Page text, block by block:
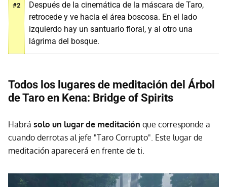
#2
Después de la cinemática de la máscara de Taro,
retrocede y ve hacia el área boscosa. En el lado
izquierdo hay un santuario floral, y al otro una
lágrima del bosque.
Todos los lugares de meditación del Árbol
de Taro en Kena: Bridge of Spirits
Habrá solo un lugar de meditación que corresponde a
cuando derrotas al jefe "Taro Corrupto". Este lugar de
meditación aparecerá en frente de ti.